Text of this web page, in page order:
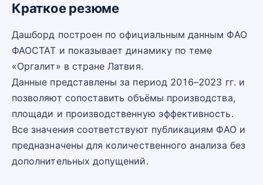
Краткое резюме
Дашборд построен по официальным данным ФАО
ФАОСТАТ и показывает динамику по теме
«Оргалит» в стране Латвия.
Данные представлены за период 2016–2023 гг. и
позволяют сопоставить объёмы производства,
площади и производственную эффективность.
Все значения соответствуют публикациям ФАО и
предназначены для количественного анализа без
дополнительных допущений.